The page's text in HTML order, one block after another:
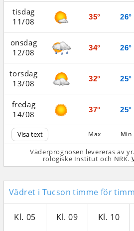
tisdag
11/08
onsdag
12/08
torsdag
13/08
fredag
14/08
Visa text
35°
34°
32°
37°
Max
26°
26°
25°
25°
Min
Väderprognosen levereras av
rologiske Institut och NRK.
Vädret i Tucson timme för
Kl. 05 Kl. 09 Kl. 10